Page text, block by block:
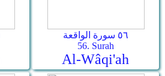
٥٦ سورة الواقعة
56. Surah
Al-Wâqi'ah